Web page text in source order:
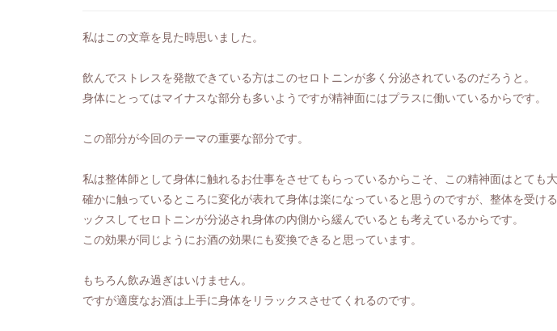
私はこの文章を見た時思いました。
飲んでストレスを発散できている方はこのセロトニンが多く分泌されているのだろうと。
身体にとってはマイナスな部分も多いようですが精神面にはプラスに働いているからです。
この部分が今回のテーマの重要な部分です。
私は整体師として身体に触れるお仕事をさせてもらっているからこそ、この精神面はとても
確かに触っているところに変化が表れて身体は楽になっていると思うのですが、整体を受け
ックスしてセロトニンが分泌され身体の内側から緩んでいるとも考えているからです。
この効果が同じようにお酒の効果にも変換できると思っています。
もちろん飲み過ぎはいけません。
ですが適度なお酒は上手に身体をリラックスさせてくれるのです。